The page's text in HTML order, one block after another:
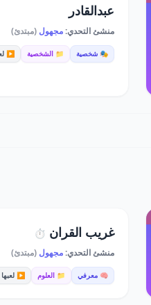
عبدالقادر
منشئ التحدي:مجهول (مبتدئ)
🎭 شخصية 📁 الشخصية ▶️
غريب القران ⏱️
منشئ التحدي:مجهول (مبتدئ)
🧠 معرفي 📁 العلوم ▶️ لعبها 43